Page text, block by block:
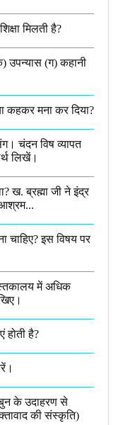
मिलती है?
उपन्यास (ग) कहानी
कहकर मना कर दिया?
चंदन विष व्यापत
लिखें।
ख. ब्रह्मा जी ने इंद्र
आश्रम...
चाहिए? इस विषय पर
में अधिक
होती है?​
के उदाहरण से
की संस्कृति)